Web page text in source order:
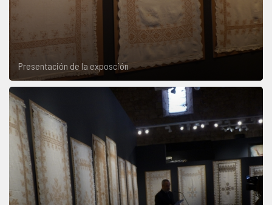
Presentación de la exposción